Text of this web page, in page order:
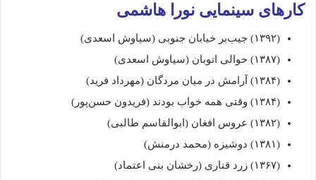
کارهای سینمایی نورا هاشمی
(۱۳۹۲) جیب‌بر خیابان جنوبی (سیاوش اسعدی)
(۱۳۸۷) حوالی اتوبان (سیاوش اسعدی)
(۱۳۸۴) آرامش در میان مردگان (مهرداد فرید)
(۱۳۸۴) وقتی همه خواب بودند (فریدون حسن‌پور)
(۱۳۸۲) عروس افغان (ابوالقاسم طالبی)
(۱۳۸۱) دوشیزه (محمد درمنش)
(۱۳۶۷) زرد قناری (رخشان بنی اعتماد)